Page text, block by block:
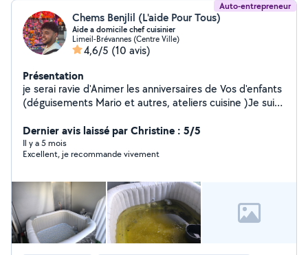
Auto-entrepreneur
Chems Benjlil (L'aide Pour Tous)
Aide a domicile chef cuisinier
Limeil-Brévannes (Centre Ville)
4,6/5 (10 avis)
Présentation
je serai ravie d'Animer les anniversaires de Vos d'enfants
(déguisements Mario et autres, ateliers cuisine )Je suis
que j'entreprends ponctuelle aussi. Je dispose d'une
shampouineuse professionnelle pour tout lavage de vos
canapés tapis voiture et aussi matelas au plaisir
Dernier avis laissé par Christine : 5/5
Il y a 5 mois
Excellent, je recommande vivement